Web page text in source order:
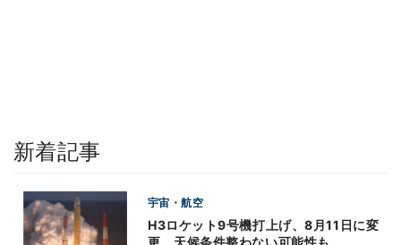
新着記事
宇宙・航空
H3ロケット9号機打上げ、8月11日に変